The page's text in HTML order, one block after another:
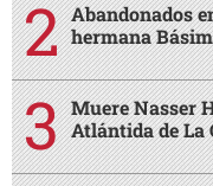
Abandonados
hermana
Muere Nasser
Atlántida de La